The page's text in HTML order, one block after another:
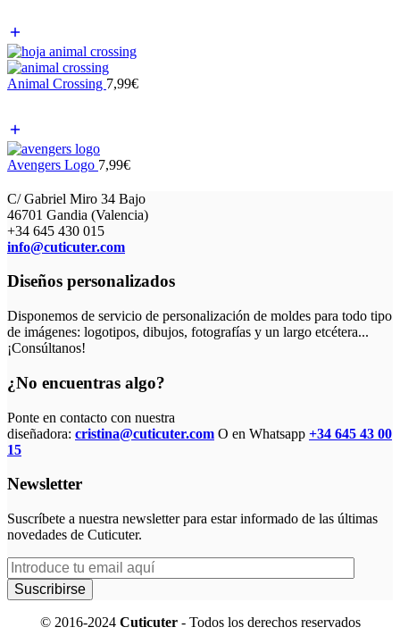
Animal Crossing 7,99€
Avengers Logo 7,99€
C/ Gabriel Miro 34 Bajo
46701 Gandia (Valencia)
+34 645 430 015
info@cuticuter.com
Diseños personalizados
Disponemos de servicio de personalización de moldes para todo tipo
de imágenes: logotipos, dibujos, fotografías y un largo etcétera...
¡Consúltanos!
¿No encuentras algo?
Ponte en contacto con nuestra
diseñadora: cristina@cuticuter.com O en Whatsapp +34 645 43 00
15
Newsletter
Suscríbete a nuestra newsletter para estar informado de las últimas
novedades de Cuticuter.
© 2016-2024 Cuticuter- Todos los derechos reservados